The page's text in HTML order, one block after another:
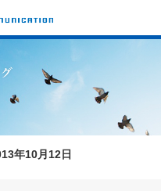
年10月12日